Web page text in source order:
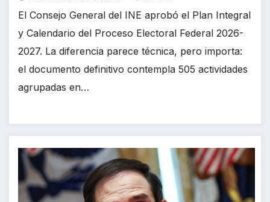
El Consejo General del INE aprobó el Plan Integral
y Calendario del Proceso Electoral Federal 2026-
2027. La diferencia parece técnica, pero importa:
el documento definitivo contempla 505 actividades
agrupadas en…